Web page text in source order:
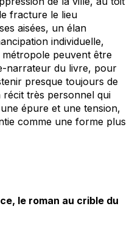
fracture le lieu
aisées, un élan
individuelle,
métropole peuvent être
narrateur du livre, pour
presque toujours de
récit très personnel qui
épure et une tension,
comme une forme plus
le roman au crible du